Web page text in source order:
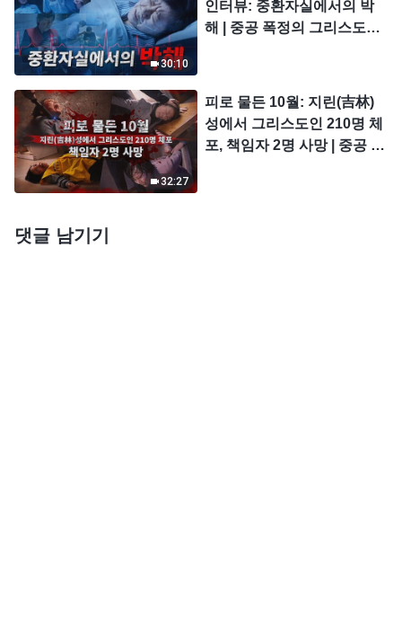
30:10
인터뷰: 중환자실에서의 박
해 | 중공 폭정의 그리스도인
32:27
피로 물든 10월: 지린(吉林)
성에서 그리스도인 210명 체
포, 책임자 2명 사망 | 중공 폭
댓글 남기기